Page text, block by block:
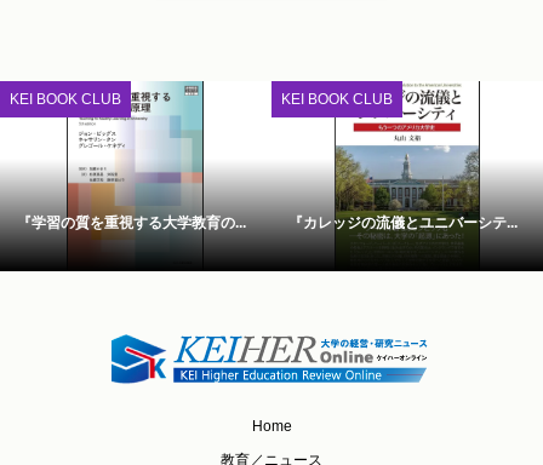
KEI BOOK CLUB
『学習の質を重視する大学教育の...
KEI BOOK CLUB
『カレッジの流儀とユニバーシテ...
Home
教育／ニュース